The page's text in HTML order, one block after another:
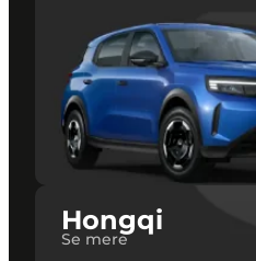
Hongqi
Se mere